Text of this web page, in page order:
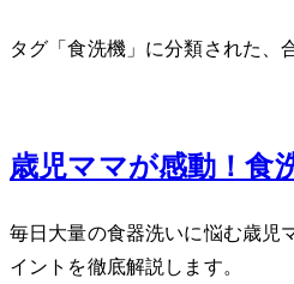
タグ「食洗機」に分類された、
3歳児ママが感動！
毎日大量の食器洗いに悩む3歳
イントを徹底解説します。